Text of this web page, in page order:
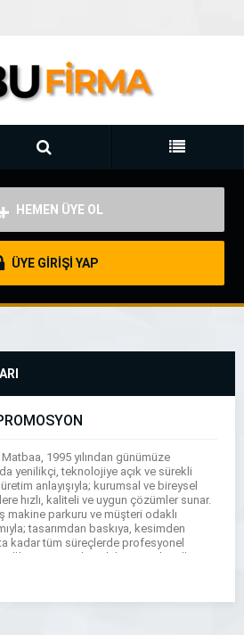
HEMEN ÜYE OL
ÜYE GİRİŞİ YAP
1995 yılından günümüze
yenilikçi, teknolojiye açık ve sürekli
anlayışıyla; kurumsal ve bireysel
hızlı, kaliteli ve uygun çözümler sunar.
makine parkuru ve müşteri odaklı
tasarımdan baskıya, kesimden
kadar tüm süreçlerde profesyonel
Kurumsal Baskılar: Antetli Kağıt,